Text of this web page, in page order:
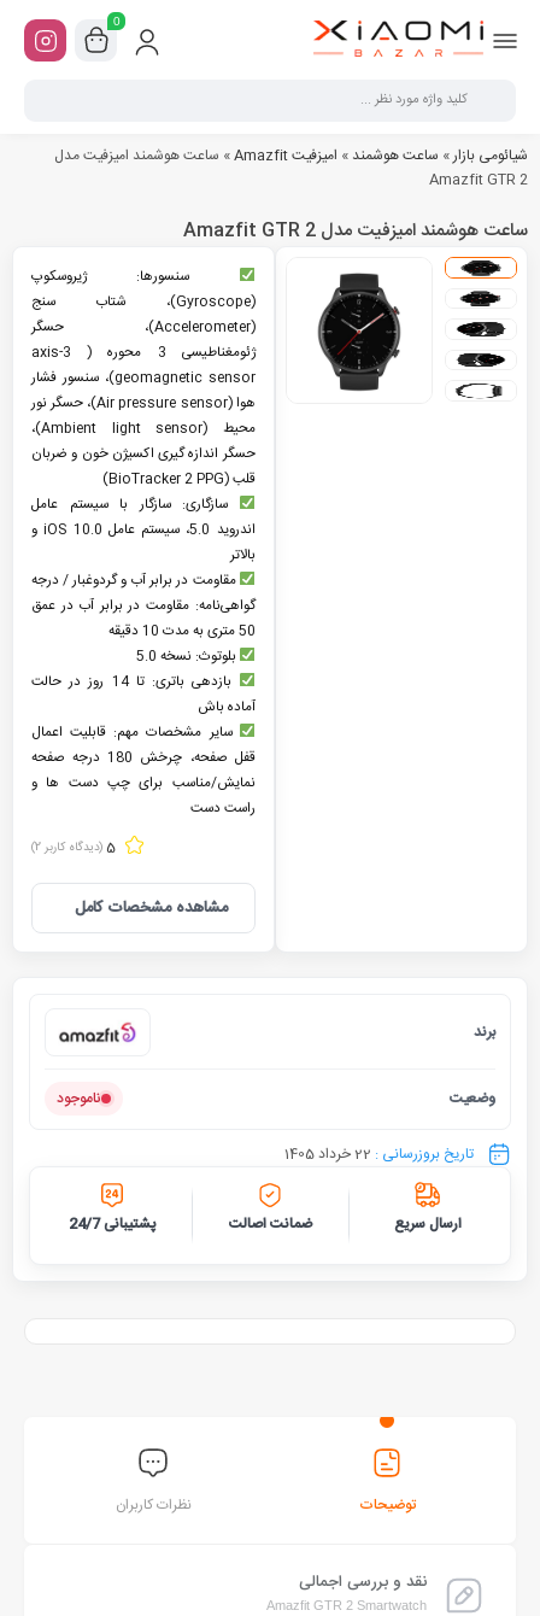
0
شیائومی بازار» ساعت هوشمند » امیزفیت Amazfit » ساعت هوشمند امیزفیت مدل
Amazfit GTR 2
ساعت هوشمند امیزفیت مدل Amazfit GTR 2
سنسورها: ژیروسکوپ
(Gyroscope)، شتاب سنج
(Accelerometer)، حسگر
ژئومغناطیسی 3 محوره ( 3-axis
geomagnetic sensor)، سنسور فشار
هوا (Air pressure sensor)، حسگر نور
محیط (Ambient light sensor)،
حسگر اندازه گیری اکسیژن خون و ضربان
قلب (BioTracker 2 PPG)
سازگاری: سازگار با سیستم عامل
اندروید 5.0، سیستم عامل iOS 10.0 و
بالاتر
مقاومت در برابر آب و گردوغبار / درجه
گواهی‌نامه: مقاومت در برابر آب در عمق
50 متری به مدت 10 دقیقه
بلوتوث: نسخه 5.0
بازدهی باتری: تا 14 روز در حالت
آماده باش
سایر مشخصات مهم: قابلیت اعمال
قفل صفحه، چرخش 180 درجه صفحه
نمایش/مناسب برای چپ دست ها و
راست دست
5 (دیدگاه کاربر2
)
مشاهده مشخصات کامل
برند
وضعیت ناموجود
تاریخ بروزرسانی : 22 خرداد 1405
ارسال سریع ضمانت اصالت پشتیبانی 24/7
توضیحات نظرات کاربران
نقد و بررسی اجمالی
Amazfit GTR 2 Smartwatch